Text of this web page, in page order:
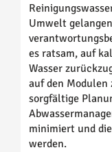
Umwelt
es ratsam, auf
Wasser
auf den Modulen
sorgfältige
minimiert und
werden.